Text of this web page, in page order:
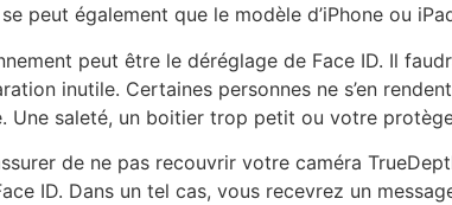
peut également que le modèle d’iPhone ou
peut être le déréglage de Face ID. Il
inutile. Certaines personnes ne s’en
Une saleté, un boitier trop petit ou votre
de ne pas recouvrir votre caméra
ID. Dans un tel cas, vous recevrez un